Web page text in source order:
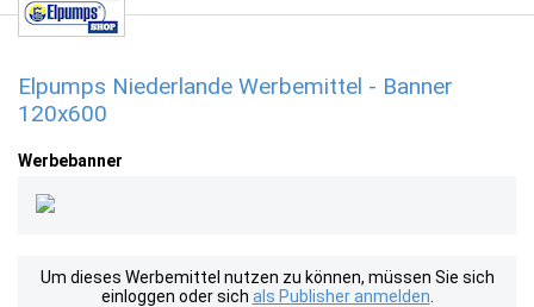
Elpumps Niederlande Werbemittel - Banner
120x600
Werbebanner
Um dieses Werbemittel nutzen zu können, müssen Sie sich
einloggen oder sich als Publisher anmelden